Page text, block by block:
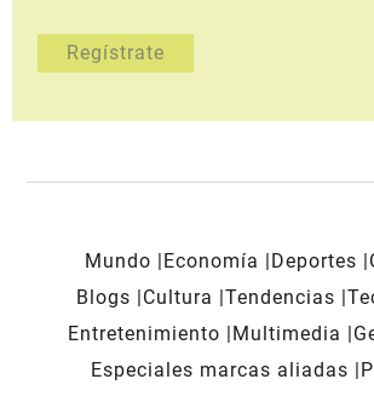
Mundo Economía Deportes
Blogs
Cultura Tendencias
Entretenimiento
Multimedia
Especiales marcas aliadas